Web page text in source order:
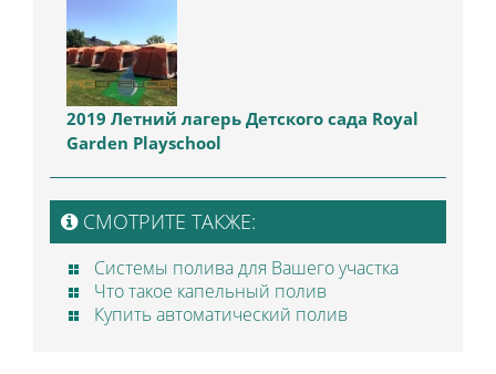
2019 Летний лагерь Детского сада Royal
Garden Playschool
СМОТРИТЕ ТАКЖЕ:
Системы полива для Вашего участка
Что такое капельный полив
Купить автоматический полив